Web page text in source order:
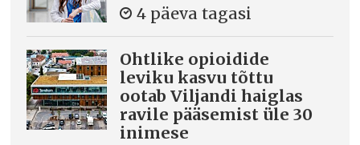
4 päeva tagasi
Ohtlike opioidide
leviku kasvu tõttu
ootab Viljandi haiglas
ravile pääsemist üle 30
inimese